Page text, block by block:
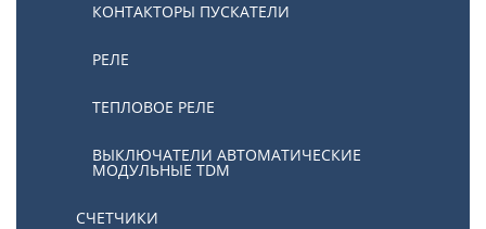
КОНТАКТОРЫ ПУСКАТЕЛИ
РЕЛЕ
ТЕПЛОВОЕ РЕЛЕ
ВЫКЛЮЧАТЕЛИ АВТОМАТИЧЕСКИЕ
МОДУЛЬНЫЕ TDM
СЧЕТЧИКИ